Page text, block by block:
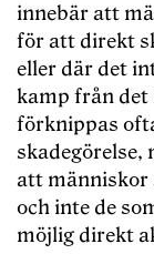
innebär att
för att direkt
eller där det
kamp från det
förknippas
skadegörelse,
att människor
och inte de
möjlig direkt